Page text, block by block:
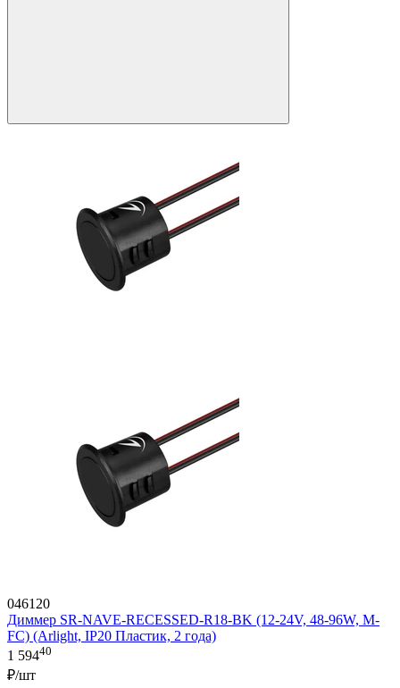
046120
Диммер SR-NAVE-RECESSED-R18-BK (12-24V, 48-96W, M-
FC) (Arlight, IP20 Пластик, 2 года)
1 59440
₽/шт